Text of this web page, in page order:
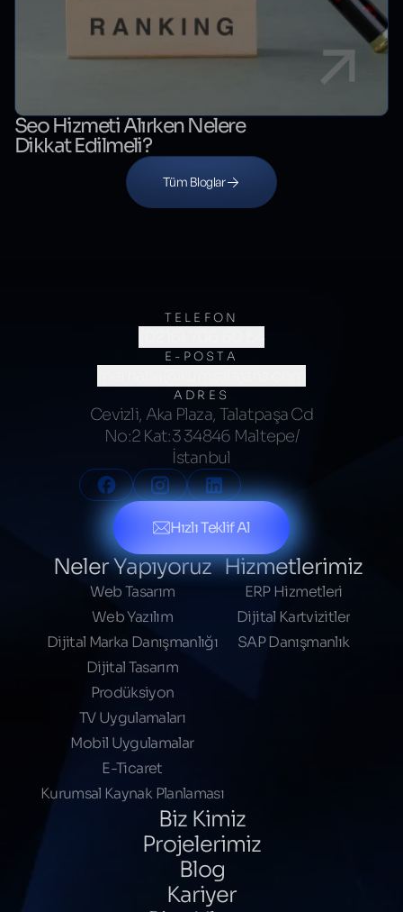
Seo Hizmeti Alırken Nelere
Dikkat Edilmeli?
Tüm Bloglar
TELEFON
(0216) 706 60 64
E-POSTA
ADRES
Cevizli, Aka Plaza, Talatpaşa Cd
No:2 Kat:3 34846 Maltepe/
İstanbul
Hızlı Teklif Al
Neler Yapıyoruz
Web Tasarım
Web Yazılım
Dijital Marka Danışmanlığı
Dijital Tasarım
Prodüksiyon
TV Uygulamaları
Mobil Uygulamalar
E-Ticaret
Kurumsal Kaynak Planlaması
Hizmetlerimiz
ERP Hizmetleri
Dijital Kartvizitler
SAP Danışmanlık
Biz Kimiz
Projelerimiz
Blog
Kariyer